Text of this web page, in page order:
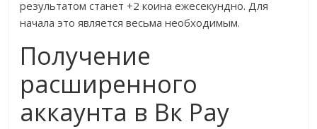
результатом станет +2 коина ежесекундно. Для
начала это является весьма необходимым.
Получение
расширенного
аккаунта в Вк Pay